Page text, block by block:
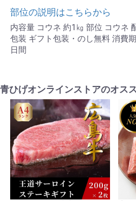
部位の説明はこちらから
内容量 コウネ 約1㎏ 部位 コウネ
包装 ギフト包装・のし無料 消費
日間
青ひげオンラインストアのオス